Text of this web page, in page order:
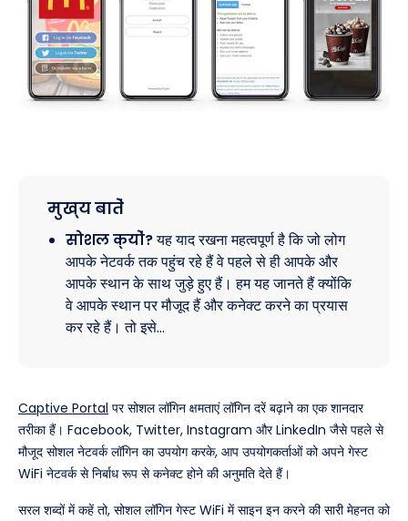
मुख्य बातें
सोशल क्यों?यह याद रखना महत्वपूर्ण है कि जो लोग
आपके नेटवर्क तक पहुंच रहे हैं वे पहले से ही आपके और
आपके स्थान के साथ जुड़े हुए हैं। हम यह जानते हैं क्योंकि
वे आपके स्थान पर मौजूद हैं और कनेक्ट करने का प्रयास
कर रहे हैं। तो इसे…
Captive Portal पर सोशल लॉगिन क्षमताएं लॉगिन दरें बढ़ाने का एक शानदार
तरीका हैं। Facebook, Twitter, Instagram और LinkedIn जैसे पहले से
मौजूद सोशल नेटवर्क लॉगिन का उपयोग करके, आप उपयोगकर्ताओं को अपने गेस्ट
WiFi नेटवर्क से निर्बाध रूप से कनेक्ट होने की अनुमति देते हैं।
सरल शब्दों में कहें तो, सोशल लॉगिन गेस्ट WiFi में साइन इन करने की सारी मेहनत को